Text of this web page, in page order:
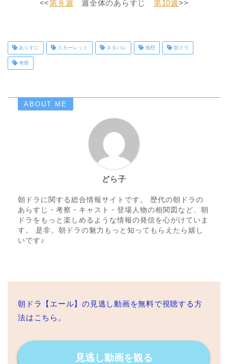
<<第８週 週全体のあらすじ 第10週 >>
あらすじ スカーレット ネタバレ 感想 朝ドラ
考察
ABOUT ME
どら子
朝ドラに関する総合情報サイトです。 歴代の朝ドラの
あらすじ・考察・キャスト・登場人物の相関図など、朝
ドラをもっと楽しめるような情報の発信を心がけていま
す。 是非、朝ドラの魅力もっと知ってもらえたら嬉し
いです♪
朝ドラ【エール】の見逃し動画を無料で視聴する方
法はこちら。
見逃し動画を観る